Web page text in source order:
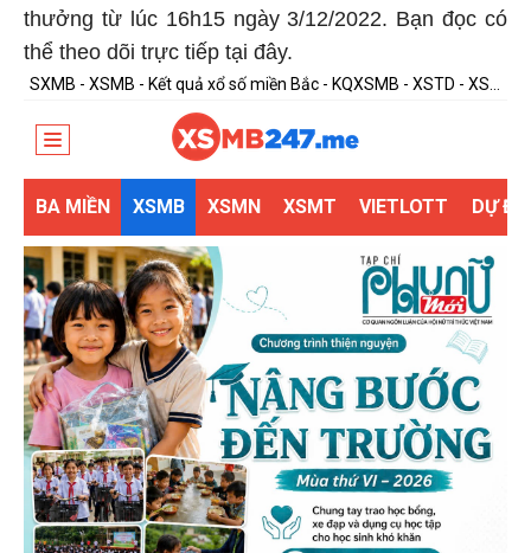
thưởng từ lúc 16h15 ngày 3/12/2022. Bạn đọc có
thể theo dõi trực tiếp tại đây.